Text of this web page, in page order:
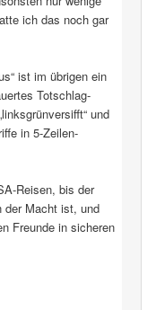
ich das noch gar
ist im übrigen ein
Totschlag-
und
in 5-Zeilen-
Reisen, bis der
der Macht ist, und
Freunde in sicheren